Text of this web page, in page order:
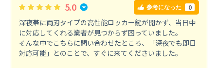
5.0 参考になった 0
深夜帯に両刃タイプの高性能ロッカー鍵が開かず、当日中
に対応してくれる業者が見つからず困っていました。
そんな中でこちらに問い合わせたところ、「深夜でも即日
対応可能」とのことで、すぐに来てくださいました。